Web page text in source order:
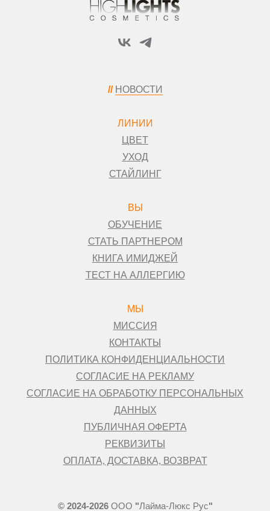
// НОВОСТИ
ЛИНИИ
ЦВЕТ
УХОД
СТАЙЛИНГ
ВЫ
ОБУЧЕНИЕ
СТАТЬ ПАРТНЕРОМ
КНИГА ИМИДЖЕЙ
ТЕСТ НА АЛЛЕРГИЮ
МЫ
МИССИЯ
КОНТАКТЫ
ПОЛИТИКА КОНФИДЕНЦИАЛЬНОСТИ
СОГЛАСИЕ НА РЕКЛАМУ
СОГЛАСИЕ НА ОБРАБОТКУ ПЕРСОНАЛЬНЫХ
ДАННЫХ
ПУБЛИЧНАЯ ОФЕРТА
РЕКВИЗИТЫ
ОПЛАТА, ДОСТАВКА, ВОЗВРАТ
© 2024-2026 ООО "Лайма-Люкс Рус"